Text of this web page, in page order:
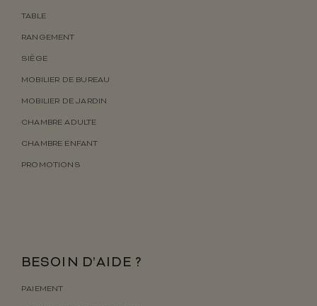
TABLE
RANGEMENT
SIÈGE
MOBILIER DE BUREAU
MOBILIER DE JARDIN
CHAMBRE ADULTE
CHAMBRE ENFANT
PROMOTIONS
BESOIN D’AIDE ?
PAIEMENT